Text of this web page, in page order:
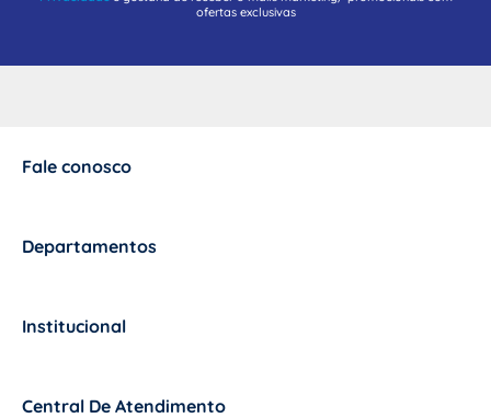
ofertas exclusivas
Fale conosco
Departamentos
Institucional
Central De Atendimento